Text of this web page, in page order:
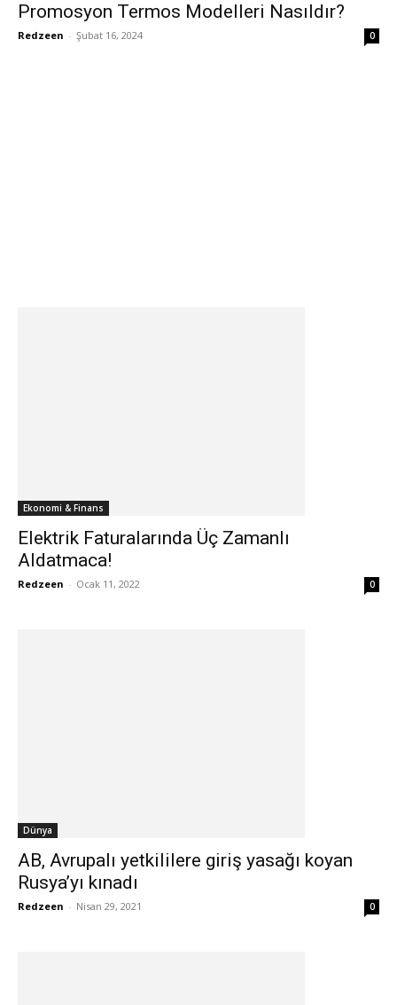
Promosyon Termos Modelleri Nasıldır?
Redzeen - Şubat 16, 2024 0
Ekonomi & Finans
Elektrik Faturalarında Üç Zamanlı
Aldatmaca!
Redzeen - Ocak 11, 2022 0
Dünya
AB, Avrupalı yetkililere giriş yasağı koyan
Rusya’yı kınadı
Redzeen - Nisan 29, 2021 0